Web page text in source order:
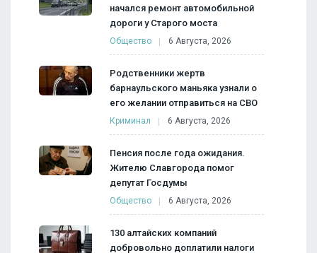
начался ремонт автомобильной
дороги у Старого моста
Общество 6 Августа, 2026
Родственники жертв
барнаульского маньяка узнали о
его желании отправиться на СВО
Криминал 6 Августа, 2026
Пенсия после года ожидания.
Жителю Славгорода помог
депутат Госдумы
Общество 6 Августа, 2026
130 алтайских компаний
добровольно доплатили налоги